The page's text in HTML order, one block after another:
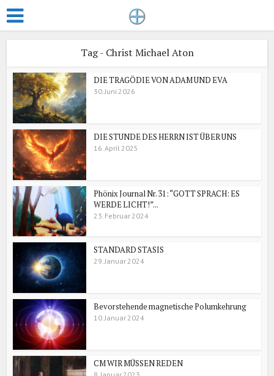
Tag - Christ Michael Aton
DIE TRAGÖDIE VON ADAM UND EVA
30. Juni 2026
DIE STUNDE DES HERRN IST ÜBER UNS
16. April 2025
Phönix Journal Nr. 31: “GOTT SPRACH: ES
WERDE LICHT!”...
23. Februar 2024
STANDARD STASIS
29. Januar 2024
Bevorstehende magnetische Polumkehrung
10. Januar 2024
CM WIR MÜSSEN REDEN